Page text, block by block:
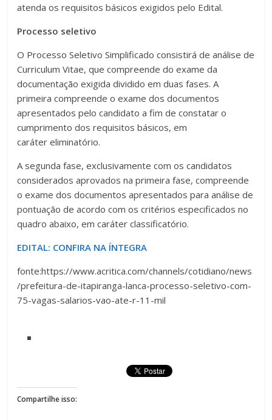
atenda os requisitos básicos exigidos pelo Edital.
Processo seletivo
O Processo Seletivo Simplificado consistirá de análise de
Curriculum Vitae, que compreende do exame da
documentação exigida dividido em duas fases. A
primeira compreende o exame dos documentos
apresentados pelo candidato a fim de constatar o
cumprimento dos requisitos básicos, em
caráter eliminatório.
A segunda fase, exclusivamente com os candidatos
considerados aprovados na primeira fase, compreende
o exame dos documentos apresentados para análise de
pontuação de acordo com os critérios especificados no
quadro abaixo, em caráter classificatório.
EDITAL: CONFIRA NA ÍNTEGRA
fonte:https://www.acritica.com/channels/cotidiano/news
/prefeitura-de-itapiranga-lanca-processo-seletivo-com-
75-vagas-salarios-vao-ate-r-11-mil
Compartilhe isso: